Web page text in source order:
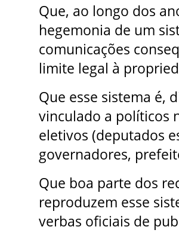
Que, ao longo dos
hegemonia de um
comunicações
limite legal à
Que esse sistema é,
vinculado a políticos
eletivos (deputados
governadores,
Que boa parte dos
reproduzem esse
verbas oficiais de